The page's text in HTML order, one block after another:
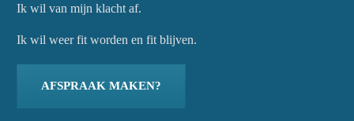
Ik wil van mijn klacht af.
Ik wil weer fit worden en fit blijven.
AFSPRAAK MAKEN?